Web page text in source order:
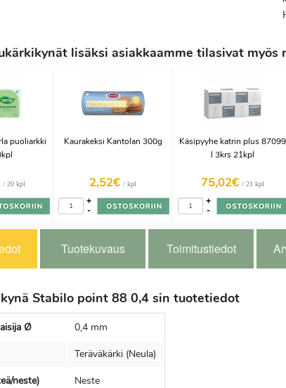
lisäksi asiakkaamme tilasivat myös
puoliarkki
/ 20 kpl
Kaurakeksi Kantolan 300g
2,52€ / kpl
-
+
Käsipyyhe katrin plus 87099
l 3krs 21kpl
75,02€ / 21 kpl
-
+
Tuotekuvaus Toimitustiedot
Stabilo point 88 0,4 sin tuotetiedot
Ø
0,4 mm
Teräväkärki (Neula)
neste)
Neste